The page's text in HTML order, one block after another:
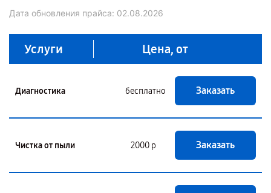
Дата обновления прайса: 02.08.2026
Услуги Цена, от
Диагностика бесплатно Заказать
Чистка от пыли 2000 р Заказать